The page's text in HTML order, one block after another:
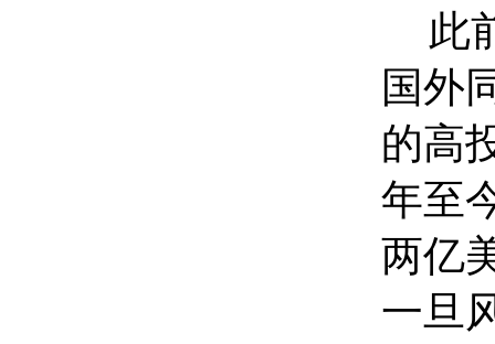
此
国外
的高
年至
两亿
一旦